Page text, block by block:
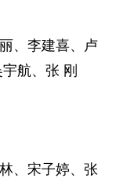
、 李建喜、 卢
宇航、 张 刚
、 宋子婷、 张